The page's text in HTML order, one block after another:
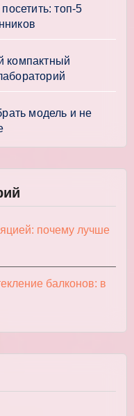
топ-5
компактный
модель и не
почему лучше
балконов: в